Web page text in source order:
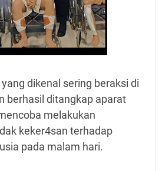
dikenal sering beraksi di
berhasil ditangkap aparat
melakukan
keker4san terhadap
pada malam hari.